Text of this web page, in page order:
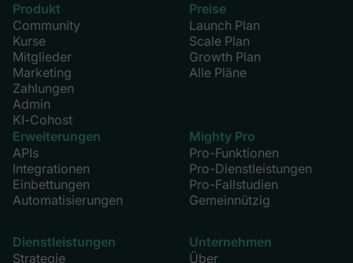
Produkt
Community
Kurse
Mitglieder
Marketing
Zahlungen
Admin
KI-Cohost
Erweiterungen
APIs
Integrationen
Einbettungen
Automatisierungen
Preise
Launch Plan
Scale Plan
Growth Plan
Alle Pläne
Mighty Pro
Pro-Funktionen
Pro-Dienstleistungen
Pro-Fallstudien
Gemeinnützig
Dienstleistungen
Strategie
Unternehmen
Über